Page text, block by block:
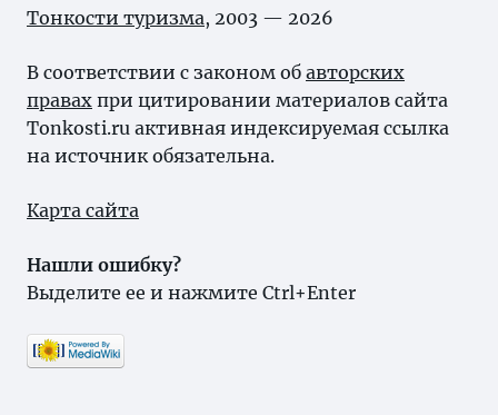
Тонкости туризма, 2003 — 2026
В соответствии с законом об авторских
правах при цитировании материалов сайта
Tonkosti.ru активная индексируемая ссылка
на источник обязательна.
Карта сайта
Нашли ошибку?
Выделите ее и нажмите Ctrl+Enter